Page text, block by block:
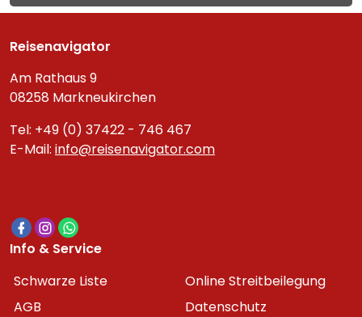
Reisenavigator
Am Rathaus 9
08258 Markneukirchen
Tel: +49 (0) 37422 - 746 467
E-Mail: info@reisenavigator.com
Info & Service
Schwarze Liste
Online Streitbeilegung
AGB
Datenschutz